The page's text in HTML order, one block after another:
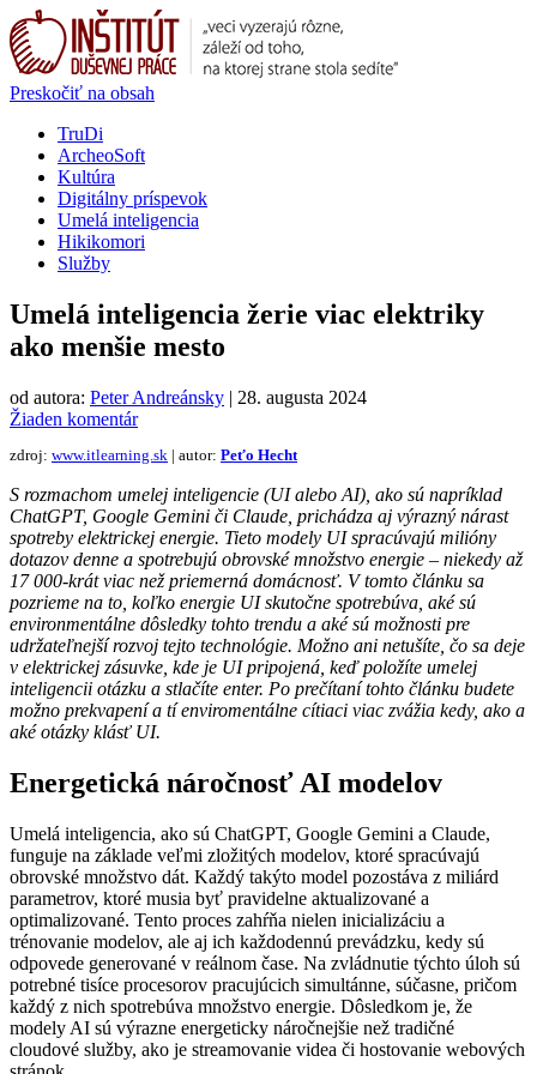
Preskočiť na obsah
TruDi
ArcheoSoft
Kultúra
Digitálny príspevok
Umelá inteligencia
Hikikomori
Služby
Umelá inteligencia žerie viac elektriky
ako menšie mesto
od autora: Peter Andreánsky | 28. augusta 2024
Žiaden komentár
zdroj: www.itlearning.sk | autor: Peťo Hecht
S rozmachom umelej inteligencie (UI alebo AI), ako sú napríklad
ChatGPT, Google Gemini či Claude, prichádza aj výrazný nárast
spotreby elektrickej energie. Tieto modely UI spracúvajú milióny
dotazov denne a spotrebujú obrovské množstvo energie – niekedy až
17 000-krát viac než priemerná domácnosť. V tomto článku sa
pozrieme na to, koľko energie UI skutočne spotrebúva, aké sú
environmentálne dôsledky tohto trendu a aké sú možnosti pre
udržateľnejší rozvoj tejto technológie. Možno ani netušíte, čo sa deje
v elektrickej zásuvke, kde je UI pripojená, keď položíte umelej
inteligencii otázku a stlačíte enter. Po prečítaní tohto článku budete
možno prekvapení a tí enviromentálne cítiaci viac zvážia kedy, ako a
aké otázky klásť UI.
Energetická náročnosť AI modelov
Umelá inteligencia, ako sú ChatGPT, Google Gemini a Claude,
funguje na základe veľmi zložitých modelov, ktoré spracúvajú
obrovské množstvo dát. Každý takýto model pozostáva z miliárd
parametrov, ktoré musia byť pravidelne aktualizované a
optimalizované. Tento proces zahŕňa nielen inicializáciu a
trénovanie modelov, ale aj ich každodennú prevádzku, kedy sú
odpovede generované v reálnom čase. Na zvládnutie týchto úloh sú
potrebné tisíce procesorov pracujúcich simultánne, súčasne, pričom
každý z nich spotrebúva množstvo energie. Dôsledkom je, že
modely AI sú výrazne energeticky náročnejšie než tradičné
cloudové služby, ako je streamovanie videa či hostovanie webových